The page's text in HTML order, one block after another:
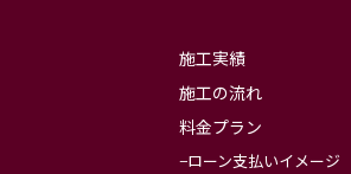
施工実績
施工の流れ
料金プラン
ローン支払いイメージ